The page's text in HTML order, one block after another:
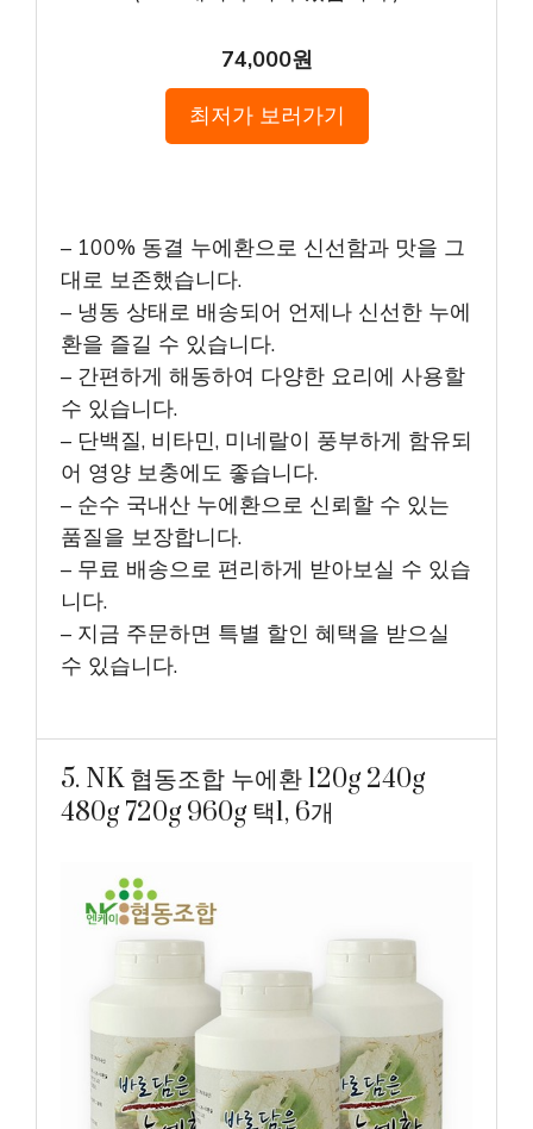
74,000원
최저가 보러가기
– 100% 동결 누에환으로 신선함과 맛을 그
대로 보존했습니다.
– 냉동 상태로 배송되어 언제나 신선한 누에
환을 즐길 수 있습니다.
– 간편하게 해동하여 다양한 요리에 사용할
수 있습니다.
– 단백질, 비타민, 미네랄이 풍부하게 함유되
어 영양 보충에도 좋습니다.
– 순수 국내산 누에환으로 신뢰할 수 있는
품질을 보장합니다.
– 무료 배송으로 편리하게 받아보실 수 있습
니다.
– 지금 주문하면 특별 할인 혜택을 받으실
수 있습니다.
5. NK 협동조합 누에환 120g 240g
480g 720g 960g 택1, 6개